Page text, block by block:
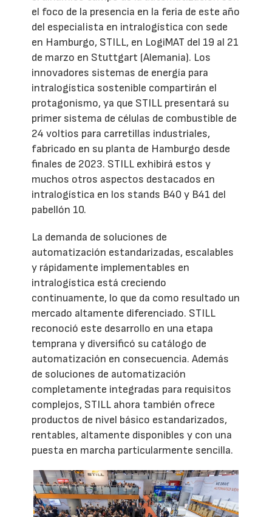
el foco de la presencia en la feria de este año
del especialista en intralogística con sede
en Hamburgo, STILL, en LogiMAT del 19 al 21
de marzo en Stuttgart (Alemania). Los
innovadores sistemas de energía para
intralogística sostenible compartirán el
protagonismo, ya que STILL presentará su
primer sistema de células de combustible de
24 voltios para carretillas industriales,
fabricado en su planta de Hamburgo desde
finales de 2023. STILL exhibirá estos y
muchos otros aspectos destacados en
intralogística en los stands B40 y B41 del
pabellón 10.
La demanda de soluciones de
automatización estandarizadas, escalables
y rápidamente implementables en
intralogística está creciendo
continuamente, lo que da como resultado un
mercado altamente diferenciado. STILL
reconoció este desarrollo en una etapa
temprana y diversificó su catálogo de
automatización en consecuencia. Además
de soluciones de automatización
completamente integradas para requisitos
complejos, STILL ahora también ofrece
productos de nivel básico estandarizados,
rentables, altamente disponibles y con una
puesta en marcha particularmente sencilla.